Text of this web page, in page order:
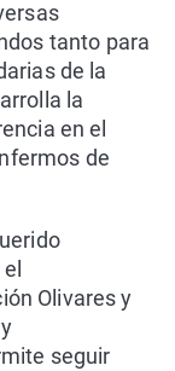
tanto para
de la
la
en el
de
Olivares y
seguir